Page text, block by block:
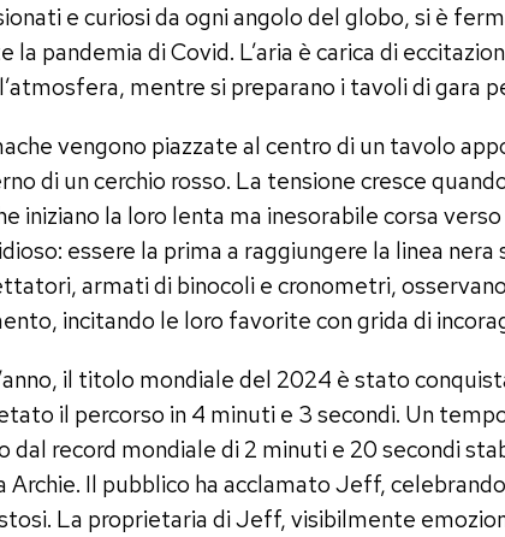
e curiosi da ogni angolo del globo, si è
la pandemia di Covid. L’aria è carica di
mentre si preparano i tavoli di gara
vengono piazzate al centro di un tavolo
di un cerchio rosso. La tensione cresce
iniziano la loro lenta ma inesorabile corsa
essere la prima a raggiungere la linea
armati di binocoli e cronometri,
incitando le loro favorite con grida di
il titolo mondiale del 2024 è stato
il percorso in 4 minuti e 3 secondi. Un
dal record mondiale di 2 minuti e 20 secondi
Archie. Il pubblico ha acclamato Jeff,
La proprietaria di Jeff, visibilmente